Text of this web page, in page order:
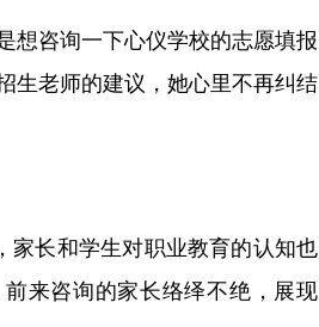
咨询一下心仪学校的志愿填报
生老师的建议，她心里不再纠结
长和学生对职业教育的认知也
来咨询的家长络绎不绝，展现